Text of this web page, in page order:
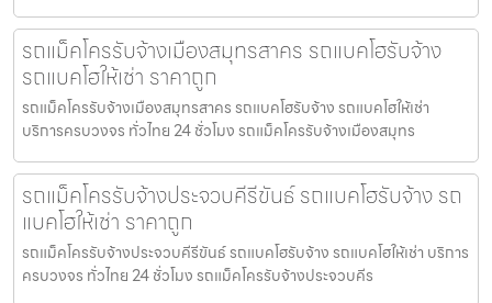
รถแม็คโครรับจ้างเมืองสมุทรสาคร รถแบคโฮรับจ้าง
รถแบคโฮให้เช่า ราคาถูก
รถแม็คโครรับจ้างเมืองสมุทรสาคร รถแบคโฮรับจ้าง รถแบคโฮให้เช่า
บริการครบวงจร ทั่วไทย 24 ชั่วโมง รถแม็คโครรับจ้างเมืองสมุทร
รถแม็คโครรับจ้างประจวบคีรีขันธ์ รถแบคโฮรับจ้าง รถ
แบคโฮให้เช่า ราคาถูก
รถแม็คโครรับจ้างประจวบคีรีขันธ์ รถแบคโฮรับจ้าง รถแบคโฮให้เช่า บริการ
ครบวงจร ทั่วไทย 24 ชั่วโมง รถแม็คโครรับจ้างประจวบคีร